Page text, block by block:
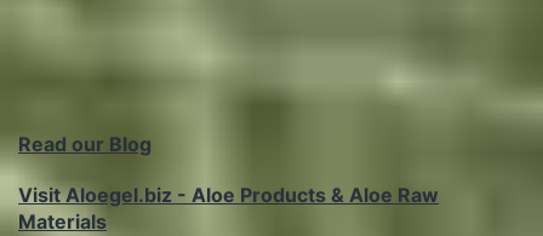
Read our Blog
Visit Aloegel.biz - Aloe Products & Aloe Raw
Materials